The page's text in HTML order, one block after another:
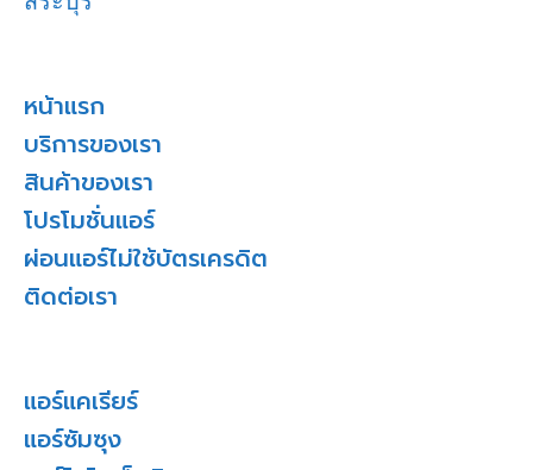
หน้าแรก
บริการของเรา
สินค้าของเรา
โปรโมชั่นแอร์
ผ่อนแอร์ไม่ใช้บัตรเครดิต
ติดต่อเรา
แอร์แคเรียร์
แอร์ซัมซุง